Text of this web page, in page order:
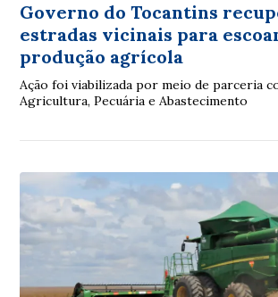
Governo do Tocantins
estradas vicinais para
produção agrícola
Ação foi viabilizada por meio de parceria
Agricultura, Pecuária e Abastecimento